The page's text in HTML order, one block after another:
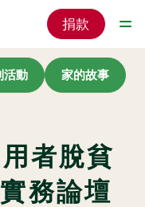
捐款
活動 家的故事
者脫貧
務論壇